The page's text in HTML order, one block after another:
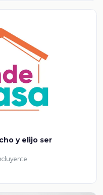
y elijo ser